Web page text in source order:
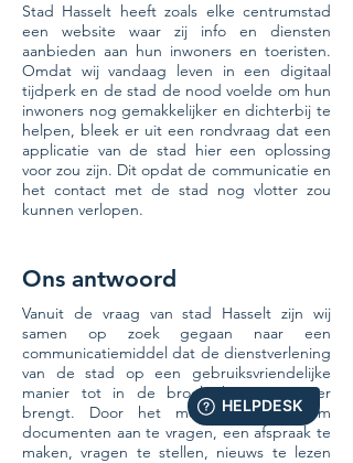
Stad Hasselt heeft zoals elke centrumstad
een website waar zij info en diensten
aanbieden aan hun inwoners en toeristen.
Omdat wij vandaag leven in een digitaal
tijdperk en de stad de nood voelde om hun
inwoners nog gemakkelijker en dichterbij te
helpen, bleek er uit een rondvraag dat een
applicatie van de stad hier een oplossing
voor zou zijn. Dit opdat de communicatie en
het contact met de stad nog vlotter zou
kunnen verlopen.
Ons antwoord
Vanuit de vraag van stad Hasselt zijn wij
samen op zoek gegaan naar een
communicatiemiddel dat de dienstverlening
van de stad op een gebruiksvriendelijke
manier tot in de broekzak van inwoner
brengt. Door het mogelijk maken om
documenten aan te vragen, een afspraak te
maken, vragen te stellen, nieuws te lezen